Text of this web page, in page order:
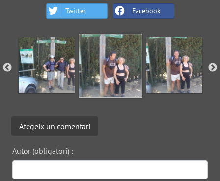
Twitter Facebook
Afegeix un comentari
Autor (obligatori) :